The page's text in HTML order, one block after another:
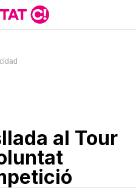
al Tour